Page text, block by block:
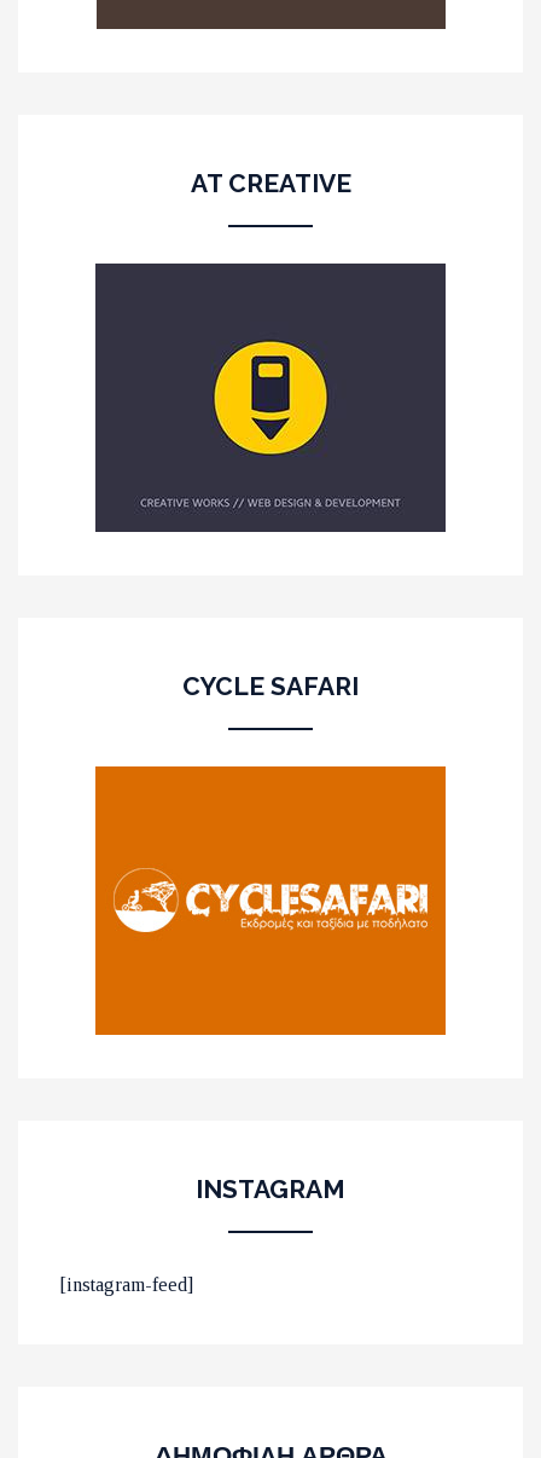
AT CREATIVE
CYCLE SAFARI
INSTAGRAM
[instagram-feed]
ΟΙ 10 ΟΜΟΡΦΟΤΕΡΕΣ